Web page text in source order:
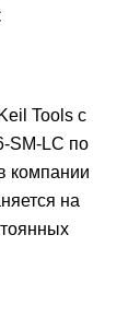
Tools с
SM-LC по
компании
на